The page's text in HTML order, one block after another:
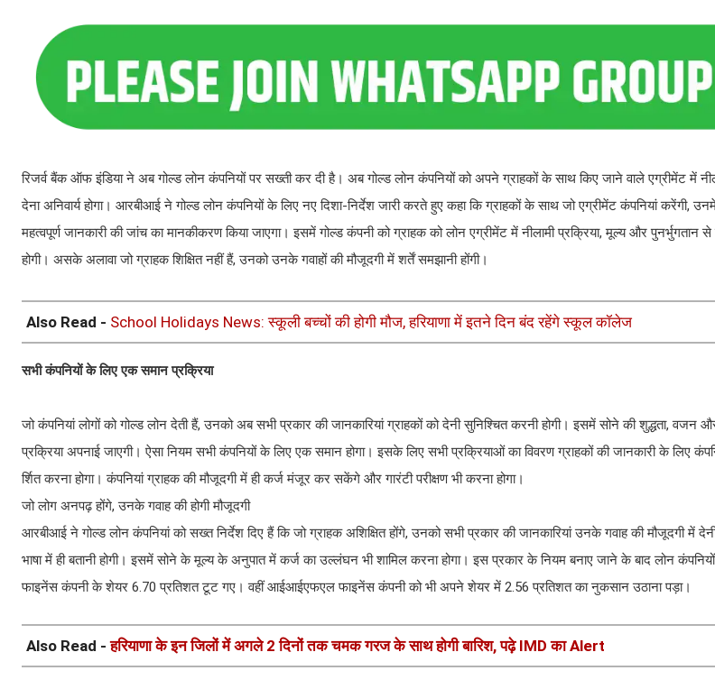
रिजर्व बैंक ऑफ इंडिया ने अब गोल्ड लोन कंपनियों पर सख्ती कर दी है। अब गोल्ड लोन कंपनियों को अपने ग्राहकों के साथ किए जाने वाले एग्रीमेंट में
देना अनिवार्य होगा। आरबीआई ने गोल्ड लोन कंपनियों के लिए नए दिशा-निर्देश जारी करते हुए कहा कि ग्राहकों के साथ जो एग्रीमेंट कंपनियां करेंगी,
महत्वपूर्ण जानकारी की जांच का मानकीकरण किया जाएगा। इसमें गोल्ड कंपनी को ग्राहक को लोन एग्रीमेंट में नीलामी प्रक्रिया, मूल्य और पुनर्भुगतान
होगी। असके अलावा जो ग्राहक ​शि​क्षित नहीं हैं, उनको उनके गवाहों की मौजूदगी में शर्तें समझानी होंगी।
Also Read - School Holidays News: स्कूली बच्चों की होगी मौज, हरियाणा में इतने दिन बंद रहेंगे स्कूल कॉलेज
सभी कंपनियों के लिए एक समान प्रक्रिया
जो कंपनियां लोगों को गोल्ड लोन देती हैं, उनको अब सभी प्रकार की जानकारियां ग्राहकों को देनी सुनि​श्चित करनी होगी। इसमें सोने की शुद्धता,
प्रक्रिया अपनाई जाएगी। ऐसा नियम सभी कंपनियों के लिए एक समान होगा। इसके लिए सभी प्रक्रियाओं का विवरण ग्राहकों की जानकारी के लिए
र्शित करना होगा। कंपनियां ग्राहक की मौजूदगी में ही कर्ज मंजूर कर सकेंगे और गारंटी परीक्षण भी करना होगा।
जो लोग अनपढ़ होंगे, उनके गवाह की होगी मौजूदगी
आरबीआई ने गोल्ड लोन कंपनियां को सख्त निर्देश दिए हैं कि जो ग्राहक अ​शि​क्षित होंगे, उनको सभी प्रकार की जानकारियां उनके गवाह की मौजूदगी में
भाषा में ही बतानी होगी। इसमें सोने के मूल्य के अनुपात में कर्ज का उल्लंघन भी शामिल करना होगा। इस प्रकार के नियम बनाए जाने के बाद लोन
फाइनेंस कंपनी के शेयर 6.70 प्रतिशत टूट गए। वहीं आईआईएफएल फाइनेंस कंपनी को भी अपने शेयर में 2.56 प्रतिशत का नुकसान उठाना पड़ा।
Also Read -हरियाणा के इन जिलों में अगले 2 दिनों तक चमक गरज के साथ होगी बारिश, पढ़े IMD का Alert